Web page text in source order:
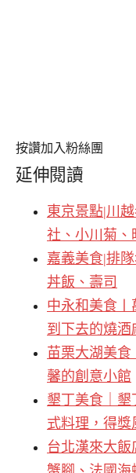
按讚加入粉絲團
延伸閱讀
東京景點|川
社、小川菊、
嘉義美食|排
丼飯、壽司
中永和美食
到下去的燒酒
苗栗大湖美食
馨的創意小館
墾丁美食｜墾
式料理，得
台北漢來大